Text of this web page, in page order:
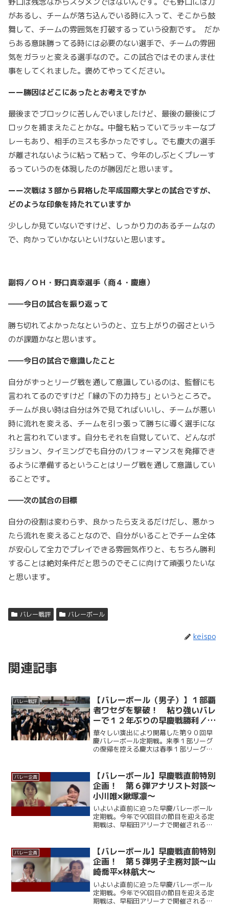
があるし、チームが落ち込んでいる時に入って、そこから鼓
舞して、チームの雰囲気を打破するっていう役割です。 だか
らある意味勝ってる時には必要のない選手で、チームの雰囲
気をガラッと変える選手なので。この試合ではそのまんま仕
事をしてくれました。褒めてやってください。
ーー勝因はどこにあったとお考えですか
最後までブロックに苦しんでいましたけど、最後の最後にブ
ロックを捕まえたことかな。中盤も粘っていてラッキーなプ
レーもあり、相手のミスも多かったですし。でも慶大の選手
が離されないように粘って粘って、今年のしぶとくプレーす
るっていうのを体現したのが勝因だと思います。
ーー次戦は３部から昇格した平成国際大学との試合ですが、
どのような印象を持たれていますか
少ししか見ていないですけど、しっかり力のあるチームなの
で、向かっていかないといけないと思います。
副将／ＯＨ・野口真幸選手（商４・慶應）
――今日の試合を振り返って
勝ち切れてよかったなというのと、立ち上がりの弱さという
のが課題かなと思います。
――今日の試合で意識したこと
自分がずっとリーグ戦を通して意識しているのは、監督にも
言われてるのですけど「縁の下の力持ち」というところで。
チームが良い時は自分は外で見てればいいし、チームが悪い
時に流れを変える、チームを引っ張って勝ちに導く選手にな
れと言われています。自分もそれを自覚していて、どんなポ
ジション、タイミングでも自分のパフォーマンスを発揮でき
るように準備するということはリーグ戦を通して意識してい
ることです。
――次の試合の目標
自分の役割は変わらず、良かったら支えるだけだし、悪かっ
たら流れを変えることなので、自分がいることでチーム全体
が安心して全力でプレイできる雰囲気作りと、もちろん勝利
することは絶対条件だと思うのでそこに向けて頑張りたいな
と思います。
バレー戦評 バレーボール
keispo
関連記事
バレー戦評
【バレーボール（男子）】１部覇
者ワセダを撃破！ 粘り強いバレ
ーで１２年ぶりの早慶戦勝利／第
９０回早慶バレーボール定期戦
華々しい演出により開幕した第９０回早
慶バレーボール定期戦。来季１部リーグ
の復帰を控える慶大は春季１部リーグ王
は中村玲央（総２・福大附大濠）が連続
得点を挙げるなど着実にリ...
バレー企画
【バレーボール】早慶戦直前特別
企画！ 第６弾アナリスト対談～
小川唯×鍬塚凛～
いよいよ直前に迫った早慶バレーボール
定期戦。今年で90回目の節目を迎える定
期戦は、早稲田アリーナで開催される。
ており、打倒・ワセダに向けて勢いに乗
っている。一方の早大...
バレー企画
【バレーボール】早慶戦直前特別
企画！ 第５弾男子主務対談～山
崎喬平×林航大～
いよいよ直前に迫った早慶バレーボール
定期戦。今年で90回目の節目を迎える定
期戦は、早稲田アリーナで開催される。